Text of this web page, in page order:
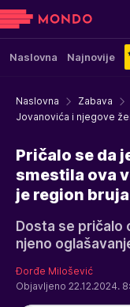
Naslovna Najnovije
Naslovna Zabava
Jovanovića i njegove
Pričalo se da
smestila ova
je region
Dosta se pričalo
njeno
Đorđe Milošević
Objavljeno 22.12.2024.